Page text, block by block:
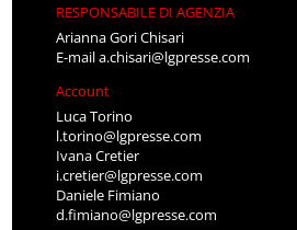
RESPONSABILE DI AGENZIA
Arianna Gori Chisari
E-maila.chisari@lgpresse.com
Account
Luca Torino
l.torino@lgpresse.com
Ivana Cretier
i.cretier@lgpresse.com
Daniele Fimiano
d.fimiano@lgpresse.com